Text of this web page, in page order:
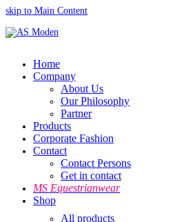
skip to Main Content
Home
Company
About Us
Our Philosophy
Partner
Products
Corporate Fashion
Contact
Contact Persons
Get in contact
MS Equestrianwear
Shop
All products